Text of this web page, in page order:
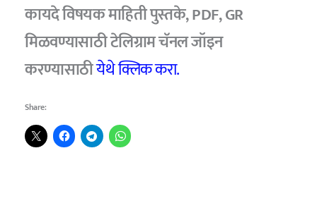
कायदे विषयक माहिती पुस्तके, PDF, GR
मिळवण्यासाठी टेलिग्राम चॅनल जॉइन
करण्यासाठीयेथे क्लिक करा.
Share: